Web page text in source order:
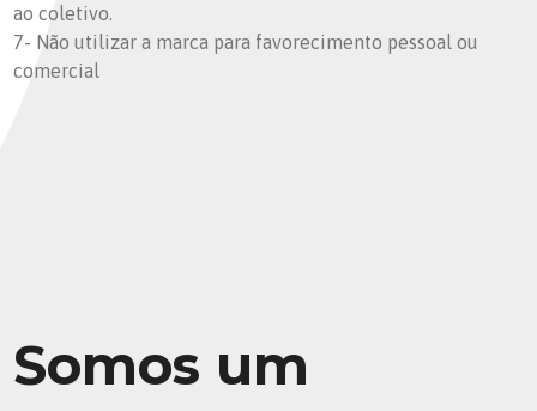
ao coletivo.
7- Não utilizar a marca para favorecimento pessoal ou
comercial
Somos um